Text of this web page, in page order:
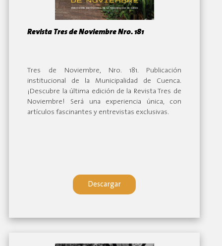
Revista Tres de Noviembre Nro. 181
Tres de Noviembre, Nro. 181. Publicación
institucional de la Municipalidad de Cuenca.
¡Descubre la última edición de la Revista Tres de
Noviembre! Será una experiencia única, con
artículos fascinantes y entrevistas exclusivas.
Descargar